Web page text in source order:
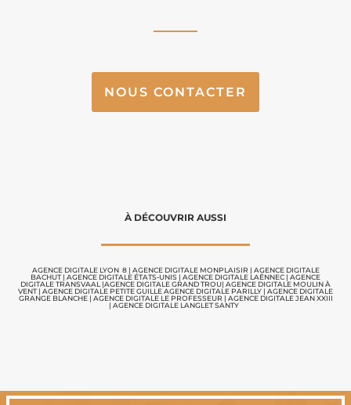
NOUS CONTACTER
À DÉCOUVRIR AUSSI
AGENCE DIGITALE LYON 8| AGENCE DIGITALE MONPLAISIR | AGENCE DIGITALE
BACHUT| AGENCE DIGITALE ÉTATS-UNIS | AGENCE DIGITALE LAËNNEC | AGENCE
DIGITALE TRANSVAAL|AGENCE DIGITALE GRAND TROU| AGENCE DIGITALE MOULIN À
VENT| AGENCE DIGITALE PETITE GUILLEAGENCE DIGITALE PARILLY | AGENCE DIGITALE
GRANGE BLANCHE | AGENCE DIGITALE LE PROFESSEUR | AGENCE DIGITALE JEAN XXIII
| AGENCE DIGITALE LANGLET SANTY